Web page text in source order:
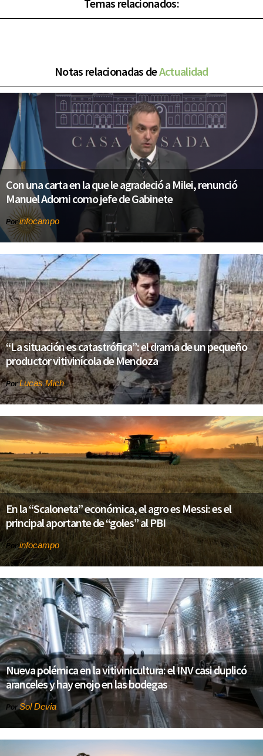
Temas relacionados:
Notas relacionadas deActualidad
Con una carta en la que le agradeció a Milei, renunció
Manuel Adorni como jefe de Gabinete
Porinfocampo
“La situación es catastrófica”: el drama de un pequeño
productor vitivinícola de Mendoza
PorLucas Mich
En la “Scaloneta” económica, el agro es Messi: es el
principal aportante de “goles” al PBI
Porinfocampo
Nueva polémica en la vitivinicultura: el INV casi duplicó
aranceles y hay enojo en las bodegas
Por Sol Devia